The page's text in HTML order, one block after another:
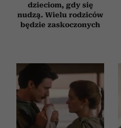
dzieciom, gdy się
nudzą. Wielu rodziców
będzie zaskoczonych